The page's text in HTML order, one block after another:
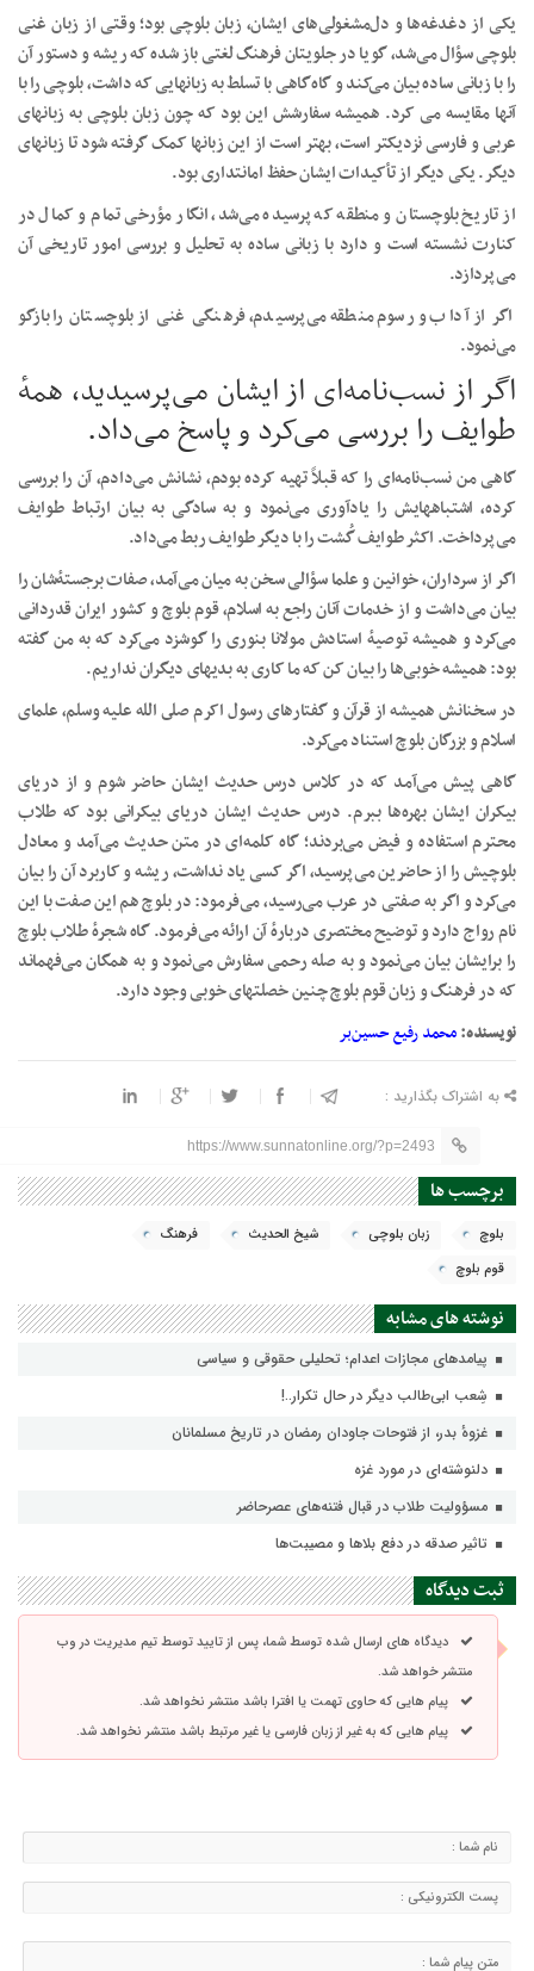
یکی از دغدغه‌ها و دل‌مشغولی‌های ایشان، زبان بلوچی بود؛ وقتی از زبان غنی
بلوچی سؤال می‌شد، گویا در جلویتان فرهنگ لغتی باز شده که ریشه و دستور آن
را با زبانی ساده بیان می‌کند و گاه‌گاهی با تسلط به زبانهایی که داشت، بلوچی را با
آنها مقایسه می کرد. همیشه سفارشش این بود که چون زبان بلوچی به زبانهای
عربی و فارسی نزدیکتر است، بهتر است از این زبانها کمک گرفته شود تا زبانهای
دیگر. یکی دیگر از تأکیدات ایشان حفظ امانتداری بود.
از تاریخ بلوچستان و منطقه که پرسیده می‌شد، انگار مؤرخی تمام و کمال در
کنارت نشسته است و دارد با زبانی ساده به تحلیل و بررسی امور تاریخی آن
می‌پردازد.
اگر از آداب و رسوم منطقه می‌پرسیدم، فرهنگی غنی از بلوچستان را بازگو
می‌نمود.
اگر از نسب‌نامه‌ای از ایشان می‌پرسیدید، همهٔ
طوایف را بررسی می‌کرد و پاسخ می‌داد.
گاهی من نسب‌نامه‌ای را که قبلاً تهیه کرده بودم، نشانش می‌دادم، آن را بررسی
کرده، اشتباههایش را یادآوری می‌نمود و به سادگی به بیان ارتباط طوایف
می‌پرداخت. اکثر طوایف گُشت را با دیگر طوایف ربط می‌داد.
اگر از سرداران، خوانین و علما سؤالی سخن به میان می‌آمد، صفات برجستهٔ‌شان را
بیان می‌داشت و از خدمات آنان راجع به اسلام، قوم بلوچ و کشور ایران قدردانی
می‌کرد و همیشه توصیهٔ استادش مولانا بنوری را گوشزد می‌کرد که به من گفته
بود: همیشه خوبی‌ها را بیان کن که ما کاری به بدیهای دیگران نداریم.
در سخنانش همیشه از قرآن و گفتارهای رسول اکرم صلى الله عليه وسلم، علمای
اسلام و بزرگان بلوچ استناد می‌کرد.
گاهی پیش می‌آمد که در کلاس درس حدیث ایشان حاضر شوم و از دریای
بیکران ایشان بهره‌ها ببرم. درس حدیث ایشان دریای بیکرانی بود که طلاب
محترم استفاده و فیض می‌بردند؛ گاه کلمه‌ای در متن حدیث می‌آمد و معادل
بلوچیش را از حاضرین می‌پرسید، اگر کسی یاد نداشت، ریشه و کاربرد آن را بیان
می‌کرد و اگر به صفتی در عرب می‌رسید، می‌فرمود: در بلوچ هم این صفت با این
نام رواج دارد و توضیح مختصری دربارهٔ آن ارائه می‌فرمود. گاه شجرهٔ طلاب بلوچ
را برایشان بیان می‌نمود و به صله رحمی سفارش می‌نمود و به همگان می‌فهماند
که در فرهنگ و زبان قوم بلوچ چنین خصلتهای خوبی وجود دارد.
نویسنده:محمد رفیع حسین‌بر
به اشتراک بگذارید :
https://www.sunnatonline.org/?p=2493
برچسب ها
بلوچ زبان بلوچی شیخ الحدیث
فرهنگ
قوم بلوچ
نوشته های مشابه
پيامدهاي مجازات اعدام؛ تحليلي حقوقي و سياسي
شِعب ابی‌طالب دیگر در حال تکرار..!
غزوهٔ بدر، از فتوحات جاودان رمضان در تاریخ مسلمانان
دلنوشته‌ای در مورد غزه
مسؤولیت طلاب در قبال فتنه‌های عصرحاضر
تاثیر صدقه در دفع بلاها و مصیبت‌ها
ثبت دیدگاه
دیدگاه های ارسال شده توسط شما، پس از تایید توسط تیم مدیریت در وب
منتشر خواهد شد.
پیام هایی که حاوی تهمت یا افترا باشد منتشر نخواهد شد.
پیام هایی که به غیر از زبان فارسی یا غیر مرتبط باشد منتشر نخواهد شد.